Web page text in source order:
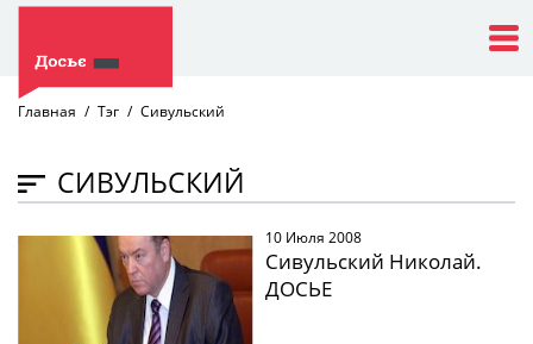
Главная Тэг Сивульский
СИВУЛЬСКИЙ
10 Июля 2008
Сивульский Николай.
ДОСЬЕ